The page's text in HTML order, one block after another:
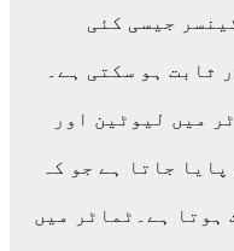
جیسی کئی
ثابت ہو سکتی ہے۔
میں لیوٹین اور
جاتا ہے جو کہ
ہوتا ہے۔ٹماٹر میں